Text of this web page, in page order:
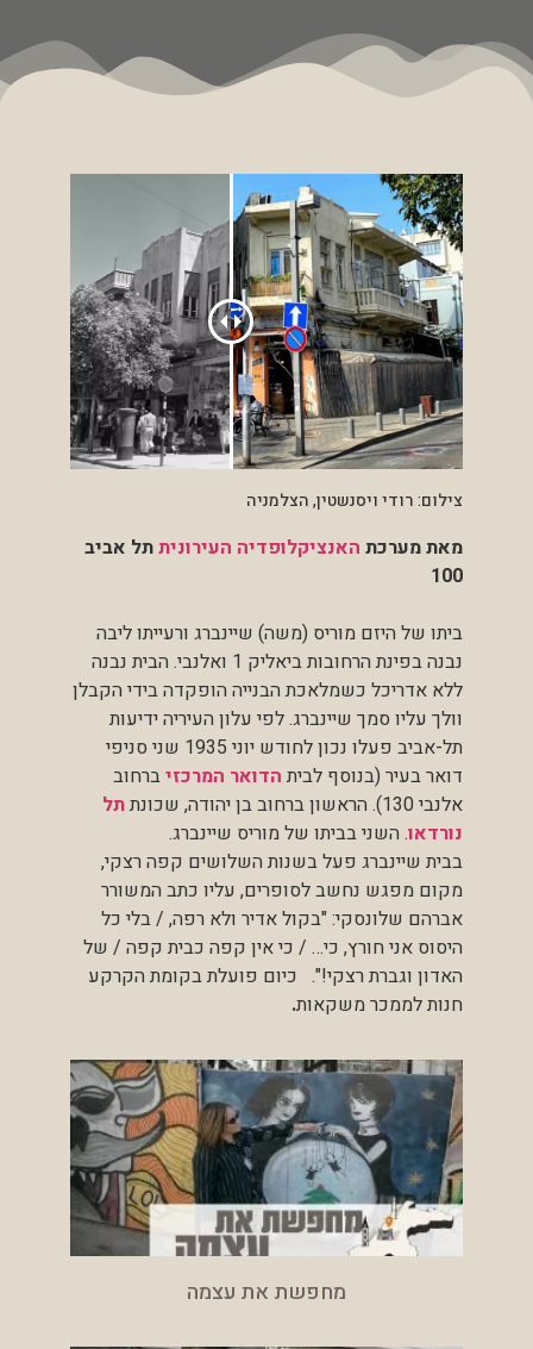
צילום: רודי ויסנשטין, הצלמניה
מאת מערכת האנציקלופדיה העירוניתתל אביב
100
ביתו של היזם מוריס (משה) שיינברג ורעייתו ליבה
נבנה בפינת הרחובות ביאליק 1 ואלנבי. הבית נבנה
ללא אדריכל כשמלאכת הבנייה הופקדה בידי הקבלן
וולך עליו סמך שיינברג.לפי עלון העיריהידיעות
תל-אביב
פעלו נכון לחודש יוני 1935 שני סניפי
דואר בעיר (בנוסף לבית הדואר המרכזיברחוב
אלנבי 130). הראשון ברחוב בן יהודה, שכונת
תל
נורדאו. השני בביתו של מוריס שיינברג.
בבית שיינברג פעל בשנות השלושים קפה רצקי,
מקום מפגש נחשב לסופרים, עליו כתב המשורר
אברהם שלונסקי: "בקול אדיר ולא רפה, / בלי כל
היסוס אני חורץ, כי… / כי אין קפה כבית קפה / של
האדון וגברת רצקי!". כיום פועלת בקומת הקרקע
חנות לממכר משקאות.
מחפשת את עצמה